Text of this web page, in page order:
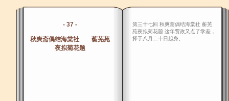
- 37 -
秋爽斋偶结海棠社 蘅芜苑
夜拟菊花题
第三十七回 秋爽斋偶结海棠社 蘅芜
苑夜拟菊花题 这年贾政又点了学差，
择于八月二十日起身。